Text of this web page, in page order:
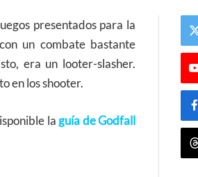
presentados para la
un combate bastante
era un looter-slasher.
en los shooter.
la guía de Godfall